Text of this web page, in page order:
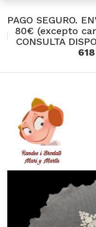
TIENDA Y
Santos Textil
Eusebio Sánchez
Flor de Azahar
Medias
Muselina Inglesa
PAGO SEGURO.
80€ (excepto
CONSULTA